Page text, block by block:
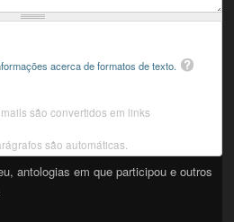
acerca de formatos de texto.
são convertidos em links
são automáticas.
antologias em que participou e outros